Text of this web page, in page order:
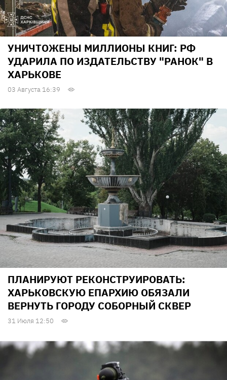
УНИЧТОЖЕНЫ МИЛЛИОНЫ КНИГ: РФ
УДАРИЛА ПО ИЗДАТЕЛЬСТВУ "РАНОК" В
ХАРЬКОВЕ
03 Августа 16:39
ПЛАНИРУЮТ РЕКОНСТРУИРОВАТЬ:
ХАРЬКОВСКУЮ ЕПАРХИЮ ОБЯЗАЛИ
ВЕРНУТЬ ГОРОДУ СОБОРНЫЙ СКВЕР
31 Июля 12:50